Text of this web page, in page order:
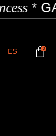
*
ES 0